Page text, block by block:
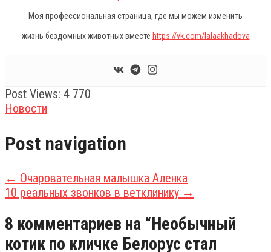
Моя профессиональная страница, где мы можем изменить
жизнь бездомных животных вместе https://vk.com/lalaakhadova
Post Views: 4 770
Новости
Post navigation
← Очаровательная малышка Аленка
10 реальных звонков в ветклинику →
8 комментариев на “Необычный
котик по кличке Белорус стал